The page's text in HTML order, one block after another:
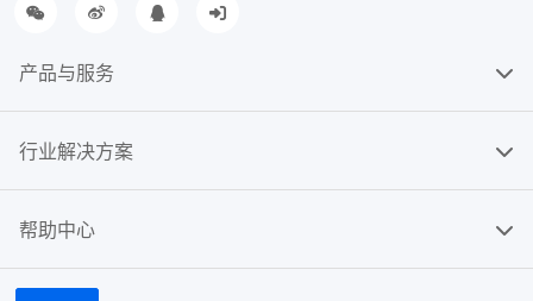
产品与服务
行业解决方案
帮助中心